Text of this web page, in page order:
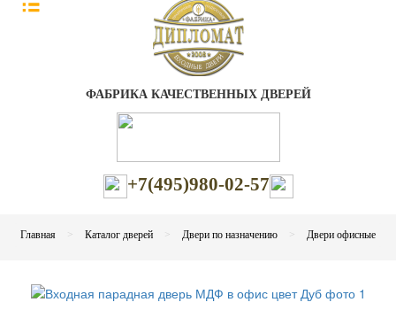
ФАБРИКА КАЧЕСТВЕННЫХ ДВЕРЕЙ
+7(495)980-02-57
Главная Каталог дверей Двери по назначению Двери офисные